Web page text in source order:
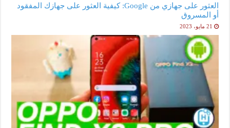
العثور على جهازي من Google: كيفية العثور على جهازك المفقود
أو المسروق
21 مايو، 2023